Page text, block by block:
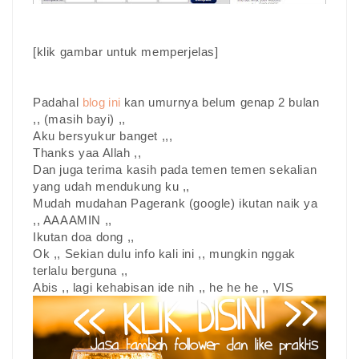
[klik gambar untuk memperjelas]
Padahal blog ini kan umurnya belum genap 2 bulan
,, (masih bayi) ,,
Aku bersyukur banget ,,,
Thanks yaa Allah ,,
Dan juga terima kasih pada temen temen sekalian
yang udah mendukung ku ,,
Mudah mudahan Pagerank (google) ikutan naik ya
,, AAAAMIN ,,
Ikutan doa dong ,,
Ok ,, Sekian dulu info kali ini ,, mungkin nggak
terlalu berguna ,,
Abis ,, lagi kehabisan ide nih ,, he he he ,, VIS